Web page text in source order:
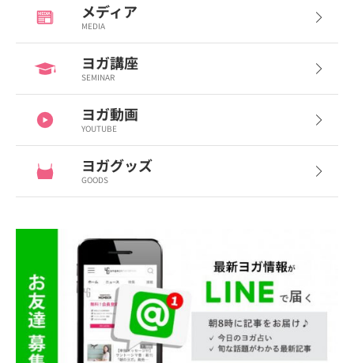
メディア
MEDIA
ヨガ講座
SEMINAR
ヨガ動画
YOUTUBE
ヨガグッズ
GOODS